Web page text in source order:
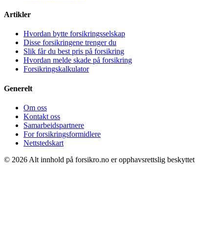
Artikler
Hvordan bytte forsikringsselskap
Disse forsikringene trenger du
Slik får du best pris på forsikring
Hvordan melde skade på forsikring
Forsikringskalkulator
Generelt
Om oss
Kontakt oss
Samarbeidspartnere
For forsikringsformidlere
Nettstedskart
© 2026 Alt innhold på forsikro.no er opphavsrettslig beskyttet